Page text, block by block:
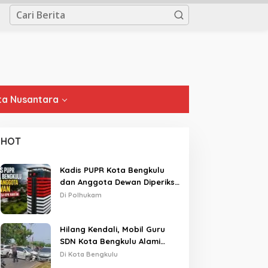
Nusantara
HOT
Kadis PUPR Kota Bengkulu
dan Anggota Dewan Diperiksa
KPK Hari Ini
Di Polhukam
Hilang Kendali, Mobil Guru
SDN Kota Bengkulu Alami
Tabrakan Beruntun di Lampu
Di Kota Bengkulu